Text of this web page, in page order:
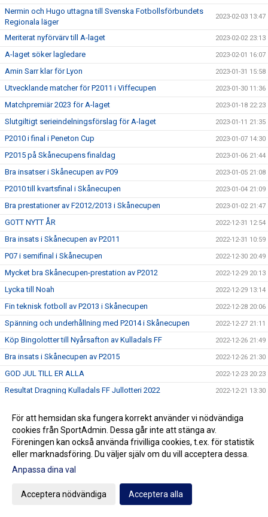
Nermin och Hugo uttagna till Svenska Fotbollsförbundets
Regionala läger
2023-02-03 13:47
Meriterat nyförvärv till A-laget 2023-02-02 23:13
A-laget söker lagledare 2023-02-01 16:07
Amin Sarr klar för Lyon 2023-01-31 15:58
Utvecklande matcher för P2011 i Viffecupen 2023-01-30 11:36
Matchpremiär 2023 för A-laget 2023-01-18 22:23
Slutgiltigt serieindelningsförslag för A-laget 2023-01-11 21:35
P2010 i final i Peneton Cup 2023-01-07 14:30
P2015 på Skånecupens finaldag 2023-01-06 21:44
Bra insatser i Skånecupen av P09 2023-01-05 21:08
P2010 till kvartsfinal i Skånecupen 2023-01-04 21:09
Bra prestationer av F2012/2013 i Skånecupen 2023-01-02 21:47
GOTT NYTT ÅR 2022-12-31 12:54
Bra insats i Skånecupen av P2011 2022-12-31 10:59
P07 i semifinal i Skånecupen 2022-12-30 20:49
Mycket bra Skånecupen-prestation av P2012 2022-12-29 20:13
Lycka till Noah 2022-12-29 13:14
Fin teknisk fotboll av P2013 i Skånecupen 2022-12-28 20:06
Spänning och underhållning med P2014 i Skånecupen 2022-12-27 21:11
Köp Bingolotter till Nyårsafton av Kulladals FF 2022-12-26 21:49
Bra insats i Skånecupen av P2015 2022-12-26 21:30
GOD JUL TILL ER ALLA 2022-12-23 20:23
Resultat Dragning Kulladals FF Jullotteri 2022 2022-12-21 13:30
Köp era Jul-Bingolotter av Kulladals FF vid ICA Kvantum
Malmborgs Mobilia
Nyförvärv och återvändare till A-laget 2022-12-10 10:07
Cupseger för P09
Bra cupspel av P2015
För att hemsidan ska fungera korrekt använder vi nödvändiga
cookies från SportAdmin. Dessa går inte att stänga av.
Föreningen kan också använda frivilliga cookies, t.ex. för statistik
eller marknadsföring. Du väljer själv om du vill acceptera dessa.
Anpassa dina val
Acceptera nödvändiga Acceptera alla